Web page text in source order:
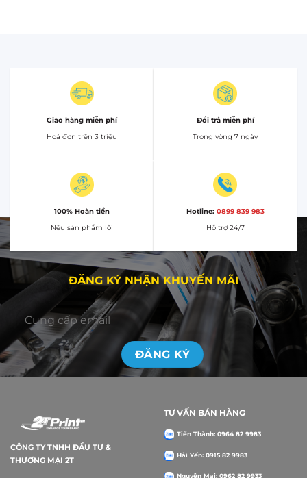
Giao hàng miễn phí
Hoá đơn trên 3 triệu
Đổi trả miễn phí
Trong vòng 7 ngày
100% Hoàn tiền
Nếu sản phẩm lỗi
Hotline: 0899 839 983
Hỗ trợ 24/7
ĐĂNG KÝ NHẬN KHUYẾN MÃI
CÔNG TY TNHH ĐẦU TƯ &
THƯƠNG MẠI 2T
TƯ VẤN BÁN HÀNG
Tiến Thành: 0964 82 9983
Hải Yến: 0915 82 9983
Nguyễn Mai: 0962 82 9933